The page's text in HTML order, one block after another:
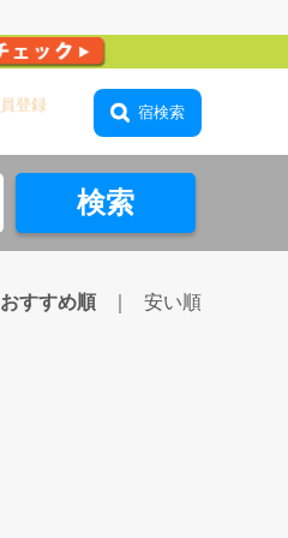
宿検索
検索
おすすめ順 安い順